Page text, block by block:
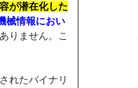
が潜在化した
械情報におい
りません。こ
れたバイナリ